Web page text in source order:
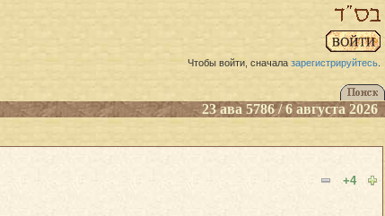
Чтобы войти, сначала зарегистрируйтесь.
23 ава 5786 / 6 августа 2026
+4